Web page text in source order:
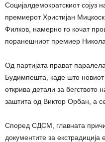
Социјалдемократскиот
премиерот Христијан
Филков, намерно го кочат
поранешниот премиер Никола
Од партијата прават
Будимпешта, каде што
открива детали за бегството
заштита од Виктор Орбан, а
Според СДСМ, главната
документите за екстрадиција